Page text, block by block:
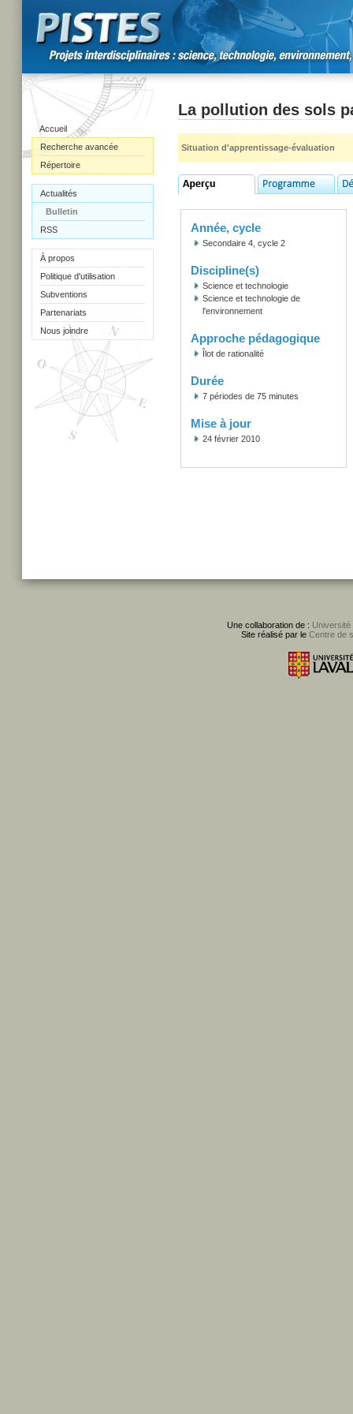
Accueil
Recherche avancée
Répertoire
Actualités
Bulletin
RSS
À propos
Politique d'utilisation
Subventions
Partenariats
Nous joindre
La pollution des sols
Situation d'apprentissage-évaluation
Année, cycle
Secondaire 4, cycle 2
Discipline(s)
Science et technologie
Science et technologie de
l'environnement
Approche pédagogique
Îlot de rationalité
Durée
7 périodes de 75 minutes
Mise à jour
24 février 2010
Une collaboration de : Université
Site réalisé par le Centre de